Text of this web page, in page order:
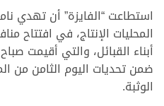
استطاعت “الفايزة” أن تهدي
المحليات الإنتاج، في افتتاح
ضمن تحديات اليوم الثامن من
الوثبة.